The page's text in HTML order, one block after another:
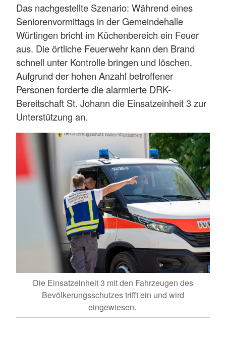
Das nachgestellte Szenario: Während eines
Seniorenvormittags in der Gemeindehalle
Würtingen bricht im Küchenbereich ein Feuer
aus. Die örtliche Feuerwehr kann den Brand
schnell unter Kontrolle bringen und löschen.
Aufgrund der hohen Anzahl betroffener
Personen forderte die alarmierte DRK-
Bereitschaft St. Johann die Einsatzeinheit 3 zur
Unterstützung an.
Die Einsatzeinheit 3 mit den Fahrzeugen des
Bevölkerungsschutzes trifft ein und wird
eingewiesen.